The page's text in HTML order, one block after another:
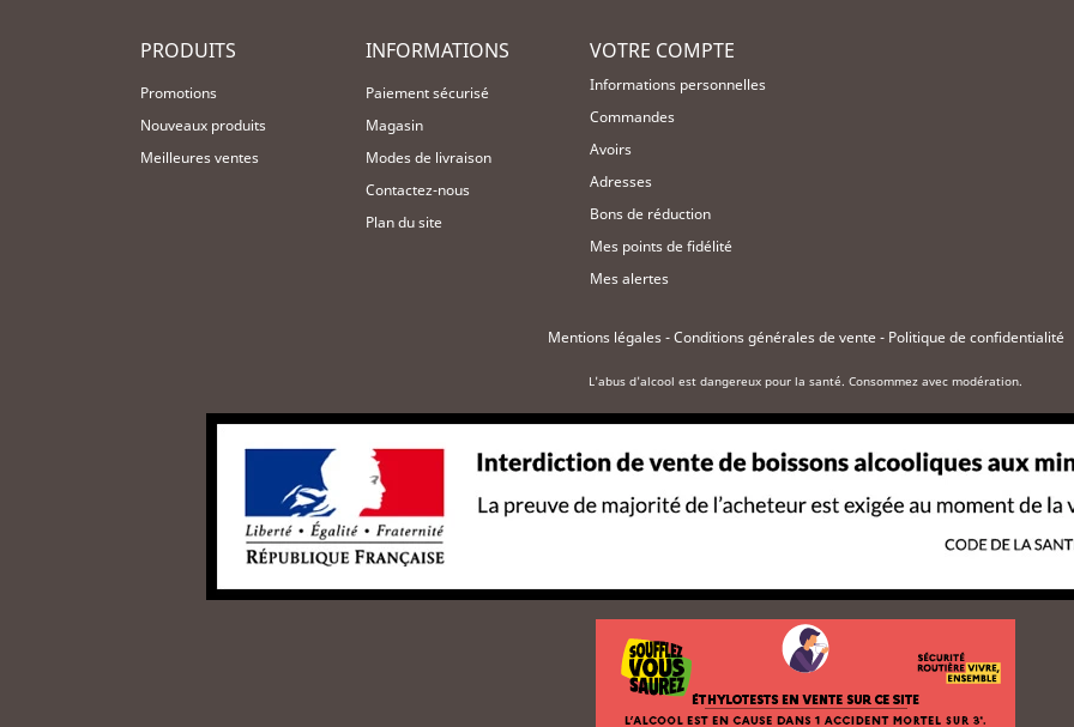
PRODUITS
Promotions
Nouveaux produits
Meilleures ventes
INFORMATIONS
Paiement sécurisé
Magasin
Modes de livraison
Contactez-nous
Plan du site
VOTRE COMPTE
Informations personnelles
Commandes
Avoirs
Adresses
Bons de réduction
Mes points de fidélité
Mes alertes
Mentions légales-Conditions générales de vente - Politique de confidentialité
L'abus d'alcool est dangereux pour la santé. Consommez avec modération.